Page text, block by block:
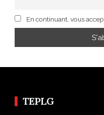
En continuant, vous
TEPLG